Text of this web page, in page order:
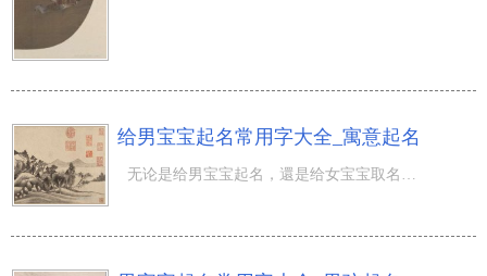
给男宝宝起名常用字大全_寓意起名